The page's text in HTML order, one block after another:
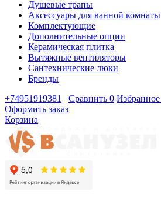
Душевые трапы
Аксессуары для ванной комнаты
Комплектующие
Дополнительные опции
Керамическая плитка
Вытяжные вентиляторы
Сантехнические люки
Бренды
+74951919381
Сравнить 0 Избранное
Оформить заказ
Корзина